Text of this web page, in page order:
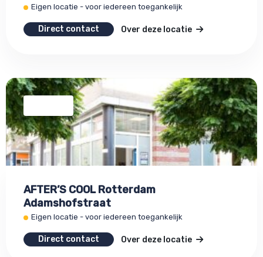
Eigen locatie - voor iedereen toegankelijk
Direct contact Over deze locatie
AFTER’S COOL Rotterdam
Adamshofstraat
Eigen locatie - voor iedereen toegankelijk
Direct contact Over deze locatie